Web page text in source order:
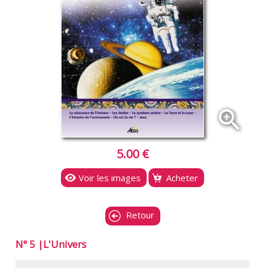
zoom_in
5.00 €
Voir les images Acheter
Retour
N° 5 |L'Univers